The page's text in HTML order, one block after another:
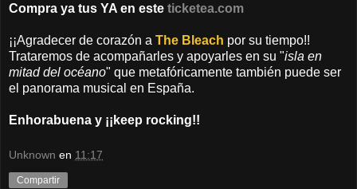
Compra ya tus YA en este ticketea.com
¡¡Agradecer de corazón a The Bleach por su tiempo!!
Trataremos de acompañarles y apoyarles en su "isla en
mitad del océano" que metafóricamente también puede ser
el panorama musical en España.
Enhorabuena y ¡¡keep rocking!!
Unknown en 11:17
Compartir